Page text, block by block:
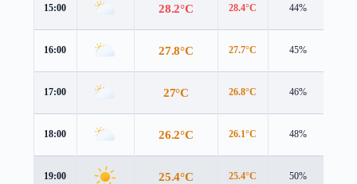
15:00 28.2°C 28.4°C 44%
16:00 27.8°C 27.7°C 45%
17:00 27°C 26.8°C 46%
18:00 26.2°C 26.1°C 48%
19:00 25.4°C 25.4°C 50%